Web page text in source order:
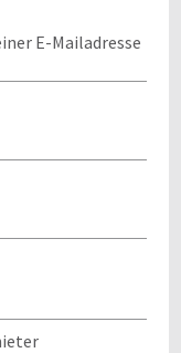
E-Mailadresse